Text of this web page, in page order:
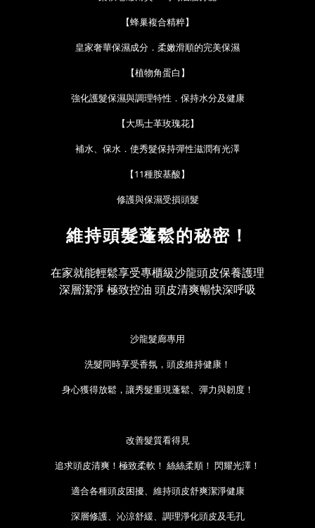
【蜂巢複合精粹】
皇家奢華保濕成分．柔嫩滑順的完美保濕
【植物角蛋白】
強化護髮保濕與調理特性．保持水分及健康
【大馬士革玫瑰花】
補水、保水．使秀髮保持彈性滋潤有光澤
【11種胺基酸】
修護與保濕受損頭髮
維持頭髮蓬鬆的秘密！
在家就能輕鬆享受專櫃級沙龍頭皮保養護理
深層潔淨 極致控油 頭皮清爽暢快深呼吸
沙龍髮廊專用
洗髮同時享受香氛，頭皮維持健康！
身心獲得放鬆，讓秀髮重現蓬鬆、彈力與韌度！
改善髮質看得見
追求頭皮清爽！極致柔軟！ 絲絲柔順！ 閃耀光澤！
適合各種頭皮困擾、維持頭皮舒爽潔淨健康
深層修護、沁涼舒緩、調理淨化頭皮及毛孔